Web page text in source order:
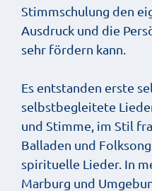
Stimmschulung den
Ausdruck und die
sehr fördern kann.
Es entstanden erste
selbstbegleitete
und Stimme, im Stil
Balladen und
spirituelle Lieder. In
Marburg und